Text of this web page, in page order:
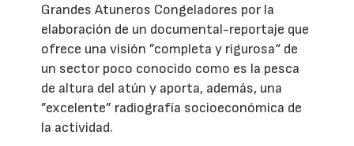
Grandes Atuneros Congeladores por la
elaboración de un documental-reportaje que
ofrece una visión ”completa y rigurosa“ de
un sector poco conocido como es la pesca
de altura del atún y aporta, además, una
”excelente” radiografía socioeconómica de
la actividad.